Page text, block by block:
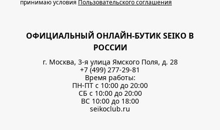
принимаю условия Пользовательского соглашения
ОФИЦИАЛЬНЫЙ ОНЛАЙН-БУТИК SEIKO В
РОССИИ
г. Москва, 3-я улица Ямского Поля, д. 28
+7 (499) 277-29-81
Время работы:
ПН-ПТ с 10:00 до 20:00
СБ с 10:00 до 20:00
ВС 10:00 до 18:00
seikoclub.ru